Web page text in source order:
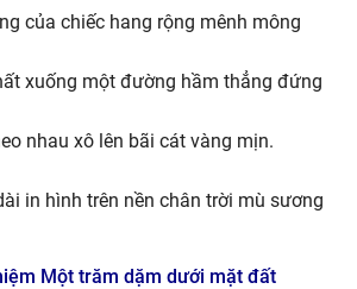
của chiếc hang rộng mênh mông
xuống một đường hầm thẳng đứng
nhau xô lên bãi cát vàng mịn.
in hình trên nền chân trời mù sương
Một trăm dặm dưới mặt đất